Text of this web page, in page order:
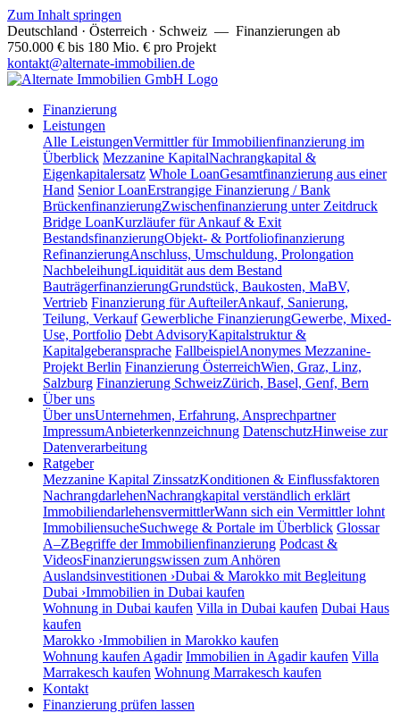
Zum Inhalt springen
Deutschland · Österreich · Schweiz — Finanzierungen ab
750.000 € bis 180 Mio. € pro Projekt
kontakt@alternate-immobilien.de
Finanzierung
Leistungen
Alle LeistungenVermittler für Immobilienfinanzierung im
Überblick Mezzanine KapitalNachrangkapital &
Eigenkapitalersatz Whole LoanGesamtfinanzierung aus einer
Hand Senior LoanErstrangige Finanzierung / Bank
BrückenfinanzierungZwischenfinanzierung unter Zeitdruck
Bridge LoanKurzläufer für Ankauf & Exit
BestandsfinanzierungObjekt- & Portfoliofinanzierung
RefinanzierungAnschluss, Umschuldung, Prolongation
NachbeleihungLiquidität aus dem Bestand
BauträgerfinanzierungGrundstück, Baukosten, MaBV,
Vertrieb Finanzierung für AufteilerAnkauf, Sanierung,
Teilung, Verkauf Gewerbliche FinanzierungGewerbe, Mixed-
Use, Portfolio Debt AdvisoryKapitalstruktur &
Kapitalgeberansprache FallbeispielAnonymes Mezzanine-
Projekt Berlin Finanzierung ÖsterreichWien, Graz, Linz,
Salzburg Finanzierung SchweizZürich, Basel, Genf, Bern
Über uns
Über unsUnternehmen, Erfahrung, Ansprechpartner
ImpressumAnbieterkennzeichnung DatenschutzHinweise zur
Datenverarbeitung
Ratgeber
Mezzanine Kapital ZinssatzKonditionen & Einflussfaktoren
NachrangdarlehenNachrangkapital verständlich erklärt
ImmobiliendarlehensvermittlerWann sich ein Vermittler lohnt
ImmobiliensucheSuchwege & Portale im Überblick Glossar
A–ZBegriffe der Immobilienfinanzierung Podcast &
VideosFinanzierungswissen zum Anhören
Auslandsinvestitionen ›Dubai & Marokko mit Begleitung
Dubai ›Immobilien in Dubai kaufen
Wohnung in Dubai kaufen Villa in Dubai kaufen Dubai Haus
kaufen
Marokko ›Immobilien in Marokko kaufen
Wohnung kaufen Agadir Immobilien in Agadir kaufen Villa
Marrakesch kaufen Wohnung Marrakesch kaufen
Kontakt
Finanzierung prüfen lassen